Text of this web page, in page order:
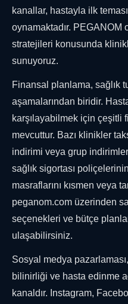
kanallar, hastayla ilk
oynamaktadır. PEGANOM
stratejileri konusunda
sunuyoruz.
Finansal planlama, sağlık
aşamalarından biridir.
karşılayabilmek için çeşitli
mevcuttur. Bazı klinikler
indirimi veya grup
sağlık sigortası
masraflarını kısmen veya
peganom.com üzerinden
seçenekleri ve bütçe
ulaşabilirsiniz.
Sosyal medya
bilinirliği ve hasta edinme
kanaldır. Instagram,